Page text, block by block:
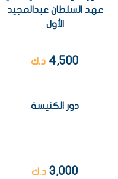
عهد السلطان عبدالمجيد
الأول
4,500 د.ك
دور الكنيسة
3,000 د.ك